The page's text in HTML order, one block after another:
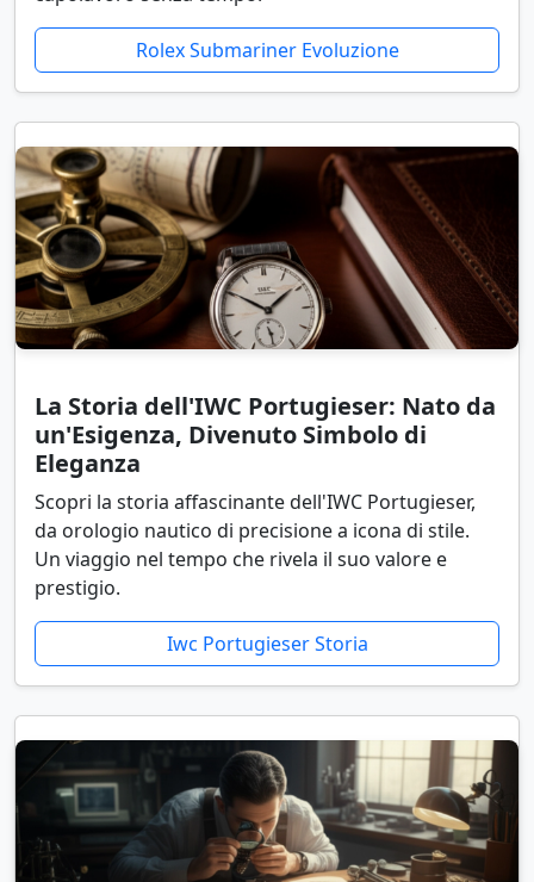
Rolex Submariner Evoluzione
La Storia dell'IWC Portugieser: Nato da
un'Esigenza, Divenuto Simbolo di
Eleganza
Scopri la storia affascinante dell'IWC Portugieser,
da orologio nautico di precisione a icona di stile.
Un viaggio nel tempo che rivela il suo valore e
prestigio.
Iwc Portugieser Storia